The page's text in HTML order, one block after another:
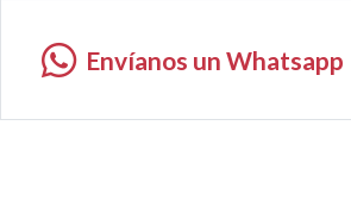
Envíanos un Whatsapp